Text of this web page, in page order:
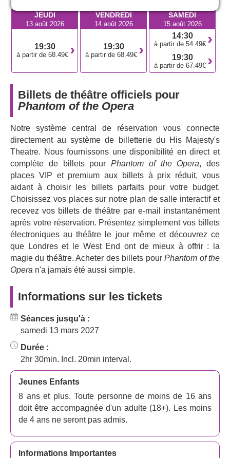
l’intrigue tourne autour d’une silhouette légendaire et
terrifiante qui émerge des profondeurs de l'opéra de Paris
fantôme de l'opéra
Terriblement convaincant, porté par des décors, des
costumes et des effets spéciaux des plus somptueux du
West End, Phantom of the Opera est un vrai phénomène
Theatre à Londres en 1986, ce spectacle a été joué près
de 10 000 fois à Londres seulement. Il a ému le public de
quatre-vingt-dix villes partout dans le monde et remporté
plus de cinquante récompenses de l'industrie du théâtre.
Attention : la vue depuis les côtés du Grand Circle (grand
balcon) est limitée sur les côtés de la scène. Les rangées
les plus éloignées de l’orchestre et du Royal Circle
(balcon royal) ont une vue limitée.
JEUDI
13 août 2026
19:30
à partir de 68.49€
VENDREDI
14 août 2026
19:30
à partir de 68.49€
SAMEDI
15 août 2026
14:30
à partir de 54.49€
19:30
à partir de 67.49€
Billets de théâtre officiels pour
Phantom of the Opera
Notre système central de réservation vous connecte
directement au système de billetterie du His Majesty's
Theatre. Nous fournissons une disponibilité en direct et
complète de billets pour Phantom of the Opera, des
places VIP et premium aux billets à prix réduit, vous
aidant à choisir les billets parfaits pour votre budget.
Choisissez vos places sur notre plan de salle interactif et
recevez vos billets de théâtre par e-mail instantanément
après votre réservation. Présentez simplement vos billets
électroniques au théâtre le jour même et découvrez ce
que Londres et le West End ont de mieux à offrir : la
magie du théâtre. Acheter des billets pourPhantom of the
Opera n'a jamais été aussi simple.
Informations sur les tickets
Séances jusqu'à :
samedi 13 mars 2027
Durée :
2hr 30min. Incl. 20min interval.
Jeunes Enfants
8 ans et plus. Toute personne de moins de 16 ans
doit être accompagnée d'un adulte (18+). Les moins
de 4 ans ne seront pas admis.
Informations Importantes